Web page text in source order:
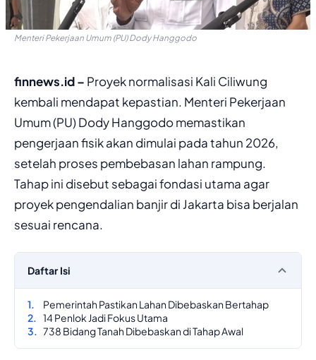
Menteri Pekerjaan Umum (PU) Dody Hanggodo
finnews.id – Proyek normalisasi Kali Ciliwung
kembali mendapat kepastian. Menteri Pekerjaan
Umum (PU) Dody Hanggodo memastikan
pengerjaan fisik akan dimulai pada tahun 2026,
setelah proses pembebasan lahan rampung.
Tahap ini disebut sebagai fondasi utama agar
proyek pengendalian banjir di Jakarta bisa berjalan
sesuai rencana.
Daftar Isi
Pemerintah Pastikan Lahan Dibebaskan Bertahap
14 Penlok Jadi Fokus Utama
738 Bidang Tanah Dibebaskan di Tahap Awal